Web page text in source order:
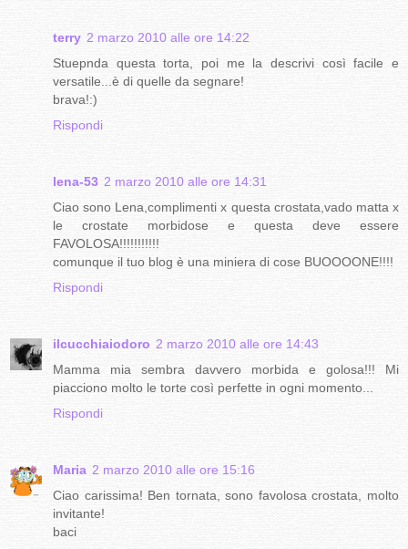
terry 2 marzo 2010 alle ore 14:22
Stuepnda questa torta, poi me la descrivi così facile e
versatile...è di quelle da segnare!
brava!:)
Rispondi
lena-53 2 marzo 2010 alle ore 14:31
Ciao sono Lena,complimenti x questa crostata,vado matta x
le crostate morbidose e questa deve essere
FAVOLOSA!!!!!!!!!!!
comunque il tuo blog è una miniera di cose BUOOOONE!!!!
Rispondi
ilcucchiaiodoro 2 marzo 2010 alle ore 14:43
Mamma mia sembra davvero morbida e golosa!!! Mi
piacciono molto le torte così perfette in ogni momento...
Rispondi
Maria 2 marzo 2010 alle ore 15:16
Ciao carissima! Ben tornata, sono favolosa crostata, molto
invitante!
baci